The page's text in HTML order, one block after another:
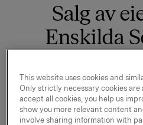
Salg av
Enskilda
SEB har blitt enig med Orkla
eierandel i meglerhuset
dette oppnår SEB 100%
This website uses cookies and
Only strictly necessary cookies
accept all cookies, you help us
show you more relevant content
involve sharing information with